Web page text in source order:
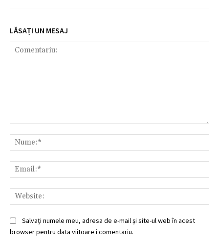
LĂSAȚI UN MESAJ
Salvați numele meu, adresa de e-mail și site-ul web în acest
browser pentru data viitoare i comentariu.